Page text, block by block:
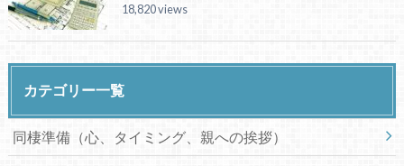
18,820 views
カテゴリー一覧
同棲準備（心、タイミング、親への挨拶）